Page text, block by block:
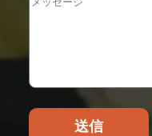
送信